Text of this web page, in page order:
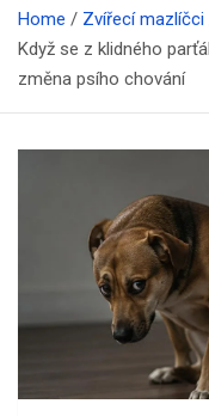
Home
Zvířecí mazlíčci
Když se z klidného
změna psího chování